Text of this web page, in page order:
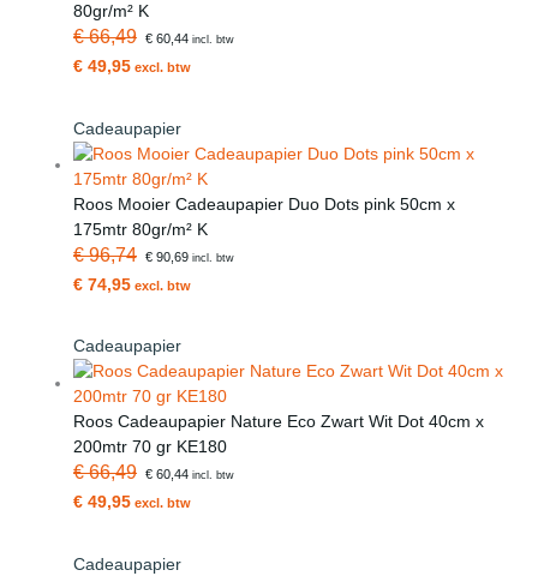
80gr/m² K
€ 66,49 € 60,44incl. btw
€ 49,95 excl. btw
Cadeaupapier
Roos Mooier Cadeaupapier Duo Dots pink 50cm x
175mtr 80gr/m² K
€ 96,74 € 90,69incl. btw
€ 74,95 excl. btw
Cadeaupapier
Roos Cadeaupapier Nature Eco Zwart Wit Dot 40cm x
200mtr 70 gr KE180
€ 66,49 € 60,44incl. btw
€ 49,95 excl. btw
Cadeaupapier